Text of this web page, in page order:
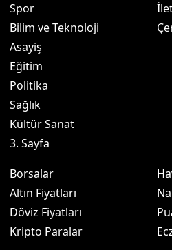
Spor
Bilim ve Teknoloji
Asayiş
Eğitim
Politika
Sağlık
Kültür Sanat
3. Sayfa
Borsalar
Altın Fiyatları
Döviz Fiyatları
Kripto Paralar